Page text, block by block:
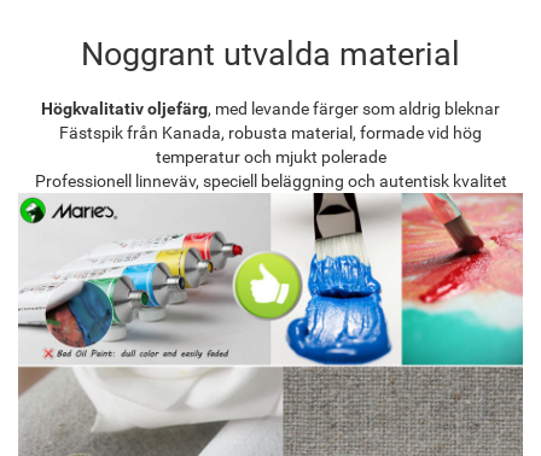
Noggrant utvalda material
Högkvalitativ oljefärg, med levande färger som aldrig bleknar
Fästspik från Kanada, robusta material, formade vid hög
temperatur och mjukt polerade
Professionell linneväv, speciell beläggning och autentisk kvalitet